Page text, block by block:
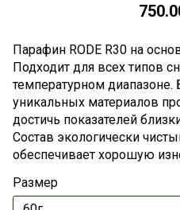
Парафин RODE R30 на
Подходит для всех типов
температурном
уникальных материалов
достичь показателей
Состав экологически
обеспечивает хорошую
Размер